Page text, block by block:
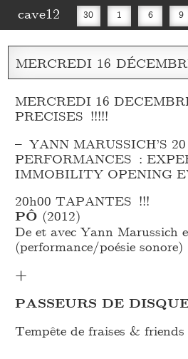
cave12 30 1 6 9
16 20 27 30
MERCREDI 16
MERCREDI 16
PRECISES !!!!!
– YANN MARUSSICH’S
PERFORMANCES :
IMMOBILITY OPENING
20h00 TAPANTES !!!
PÔ (2012)
De et avec Yann Marussich
(performance/poésie sonore)
+
PASSEURS DE
Tempête de fraises & friends